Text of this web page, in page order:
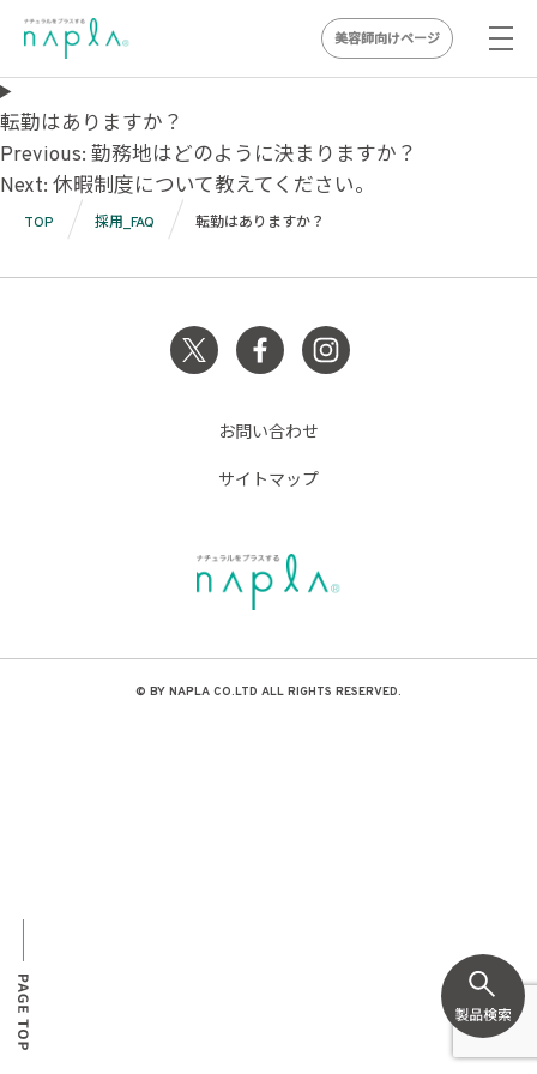
Skip
to
content
美容師向けページ
転勤はありますか？
投
稿
ビ
Previous: 勤務地はどのように決まりますか？
Next: 休暇制度について教えてください。
TOP 採用_FAQ 転勤はありますか？
お問い合わせ
サイトマップ
© BY NAPLA CO.LTD ALL RIGHTS RESERVED.